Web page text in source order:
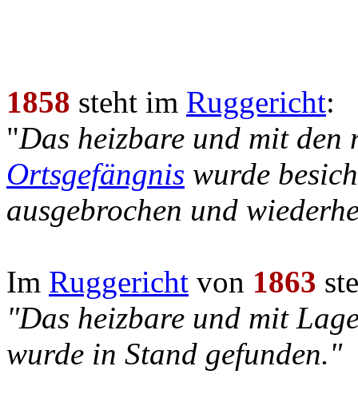
1858 steht im Ruggericht:
"Das heizbare und mit den
Ortsgefängnis wurde
ausgebrochen und
Im Ruggericht von 1863
"Das heizbare und mit
wurde in Stand gefunden."